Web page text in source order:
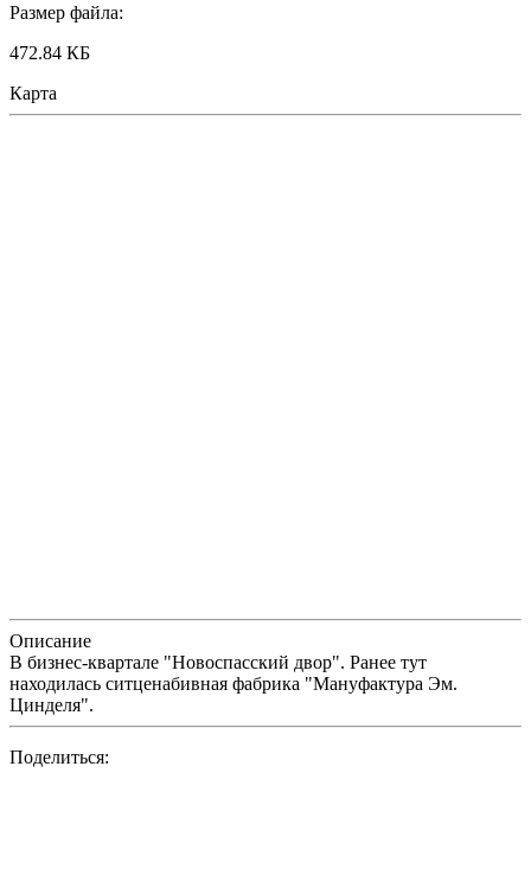
Размер файла:
472.84 КБ
Карта
Описание
В бизнес-квартале "Новоспасский двор". Ранее тут
находилась ситценабивная фабрика "Мануфактура Эм.
Цинделя".
Поделиться: